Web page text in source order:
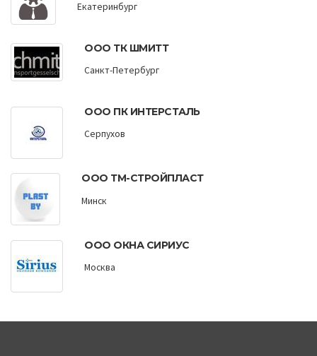
Екатеринбург
ООО ТК ШМИТТ
Санкт-Петербург
ООО ПК ИНТЕРСТАЛЬ
Серпухов
ООО ТМ-СТРОЙПЛАСТ
Минск
ООО ОКНА СИРИУС
Москва